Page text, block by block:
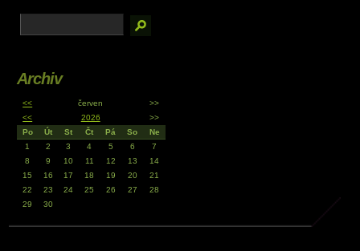
Archiv
<< červen
>>
<<
2026
>>
Po
Út St Čt Pá So
Ne
1
2 3 4 5 6
7
8
9 10 11 12 13
14
15
16 17 18 19 20
21
22
23 24 25 26 27
28
29
30